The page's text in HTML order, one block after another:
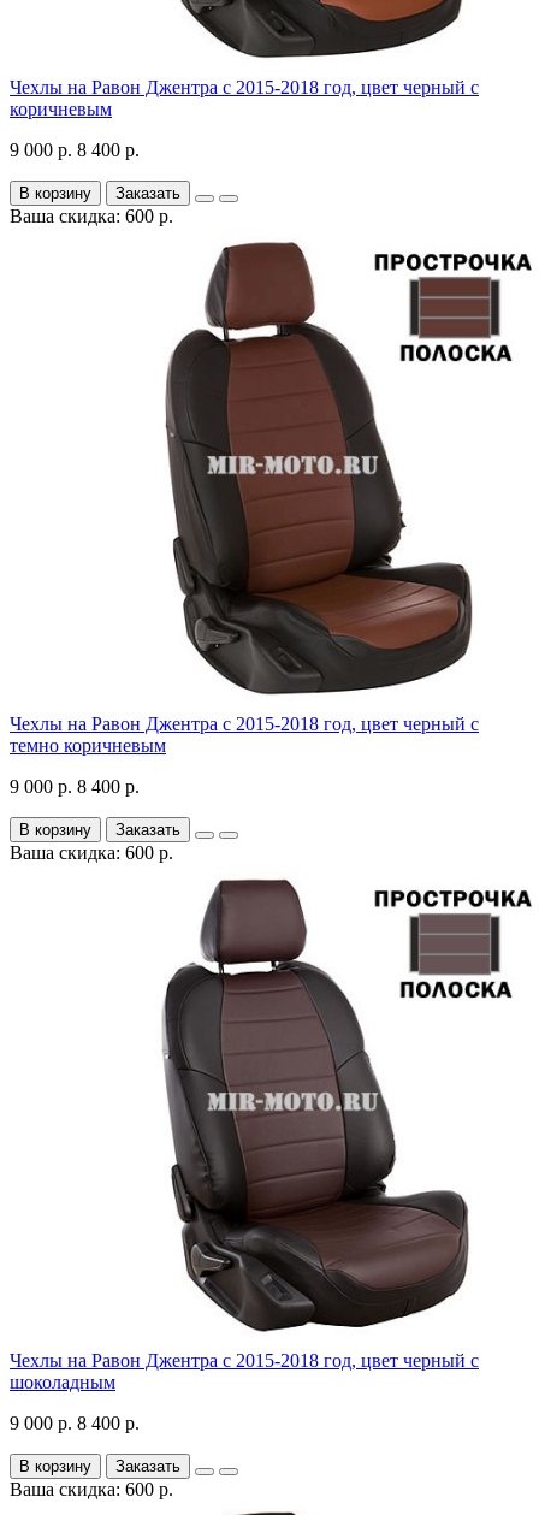
Чехлы на Равон Джентра с 2015-2018 год, цвет черный с
коричневым
9 000 р. 8 400 р.
В корзину Заказать
Ваша скидка: 600 р.
Чехлы на Равон Джентра с 2015-2018 год, цвет черный с
темно коричневым
9 000 р. 8 400 р.
В корзину Заказать
Ваша скидка: 600 р.
Чехлы на Равон Джентра с 2015-2018 год, цвет черный с
шоколадным
9 000 р. 8 400 р.
В корзину Заказать
Ваша скидка: 600 р.